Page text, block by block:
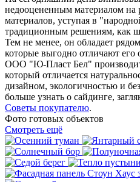
недооцененным материалом на
материалов, уступая в
традиционным решениям, как
Тем не менее, он обладает
которые выгодно отличают его
ООО "Ю-Пласт Бел" производит
который отличается
дизайном, экологичностью и
больше узнать о сайдинге,
Советы покупателю.
Фото готовых объектов
Смотреть ещё